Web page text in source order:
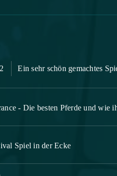
Ein sehr schön gemachtes
- Die besten Pferde und wie
Spiel in der Ecke